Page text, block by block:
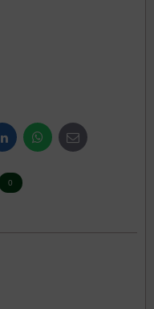
LinkedInWhatsApp
E-
mail
0